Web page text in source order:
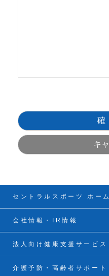
セントラルスポーツ ホーム
会社情報・IR情報
法人向け健康支援サービス
介護予防・高齢者サポート